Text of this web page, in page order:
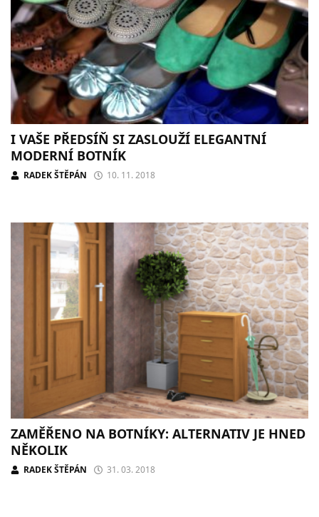
I VAŠE PŘEDSÍŇ SI ZASLOUŽÍ ELEGANTNÍ
MODERNÍ BOTNÍK
RADEK ŠTĚPÁN 10. 11. 2018
ZAMĚŘENO NA BOTNÍKY: ALTERNATIV JE HNED
NĚKOLIK
RADEK ŠTĚPÁN 31. 03. 2018